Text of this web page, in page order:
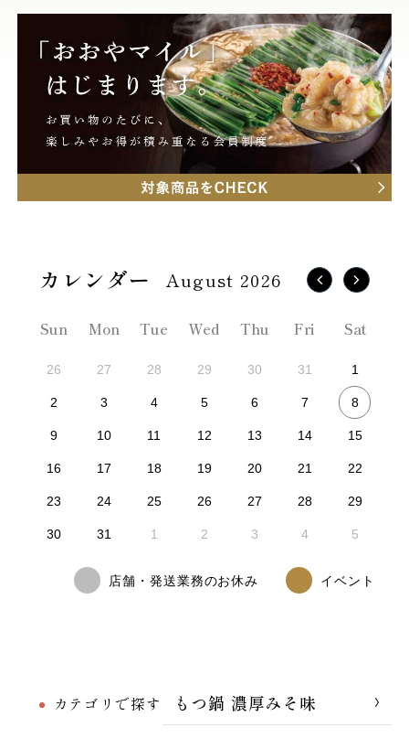
カテゴリで探す
もつ鍋 濃厚みそ味
August 2026
Sun Mon Tue Wed Thu Fri Sat
26 27 28 29 30 31 1
2 3 4 5 6 7 8
9 10 11 12 13 14 15
16 17 18 19 20 21 22
23 24 25 26 27 28 29
30 31 1 2 3 4 5
店舗・発送業務のお休み イベント